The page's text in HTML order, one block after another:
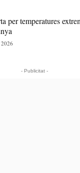
per temperatures
- Publicitat -